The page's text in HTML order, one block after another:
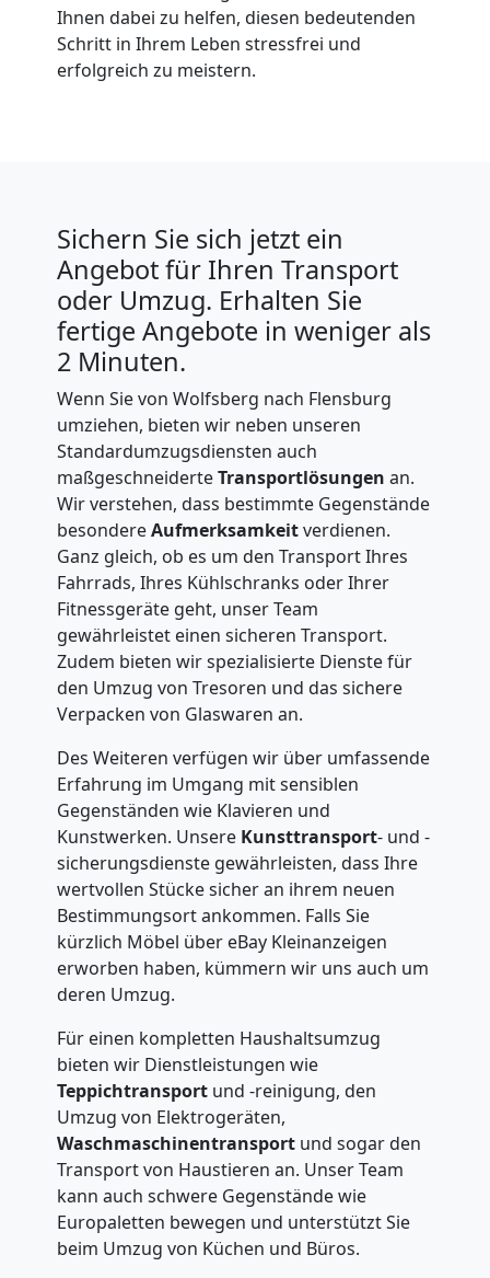
Ihnen dabei zu helfen, diesen bedeutenden
Schritt in Ihrem Leben stressfrei und
erfolgreich zu meistern.
Sichern Sie sich jetzt ein
Angebot für Ihren Transport
oder Umzug. Erhalten Sie
fertige Angebote in weniger als
2 Minuten.
Wenn Sie von Wolfsberg nach Flensburg
umziehen, bieten wir neben unseren
Standardumzugsdiensten auch
maßgeschneiderteTransportlösungen an.
Wir verstehen, dass bestimmte Gegenstände
besondereAufmerksamkeitverdienen.
Ganz gleich, ob es um den Transport Ihres
Fahrrads, Ihres Kühlschranks oder Ihrer
Fitnessgeräte geht, unser Team
gewährleistet einen sicheren Transport.
Zudem bieten wir spezialisierte Dienste für
den Umzug von Tresoren und das sichere
Verpacken von Glaswaren an.
Des Weiteren verfügen wir über umfassende
Erfahrung im Umgang mit sensiblen
Gegenständen wie Klavieren und
Kunstwerken. Unsere Kunsttransport- und -
sicherungsdienste gewährleisten, dass Ihre
wertvollen Stücke sicher an ihrem neuen
Bestimmungsort ankommen. Falls Sie
kürzlich Möbel über eBay Kleinanzeigen
erworben haben, kümmern wir uns auch um
deren Umzug.
Für einen kompletten Haushaltsumzug
bieten wir Dienstleistungen wie
Teppichtransport und -reinigung, den
Umzug von Elektrogeräten,
Waschmaschinentransport und sogar den
Transport von Haustieren an. Unser Team
kann auch schwere Gegenstände wie
Europaletten bewegen und unterstützt Sie
beim Umzug von Küchen und Büros.